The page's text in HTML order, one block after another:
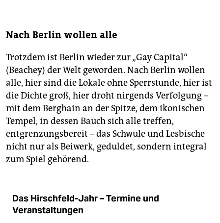
Nach Berlin wollen alle
Trotzdem ist Berlin wieder zur „Gay Capital“
(Beachey) der Welt geworden. Nach Berlin wollen
alle, hier sind die Lokale ohne Sperrstunde, hier ist
die Dichte groß, hier droht nirgends Verfolgung –
mit dem Berghain an der Spitze, dem ikonischen
Tempel, in dessen Bauch sich alle treffen,
entgrenzungsbereit – das Schwule und Lesbische
nicht nur als Beiwerk, geduldet, sondern integral
zum Spiel gehörend.
Das Hirschfeld-Jahr – Termine und
Veranstaltungen